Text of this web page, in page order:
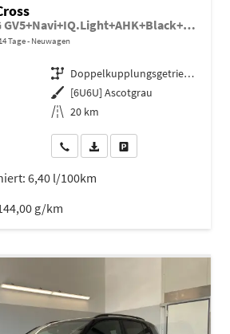
R-Line 150PS DSG GV5+Navi+IQ.Light+AHK+Black+Cam+Keyless+Side+Climatronic
14 Tage Neuwagen
Getriebe
Doppelkupplungsgetriebe (DSG)
Außenfarbe [6U6U] Ascotgrau
Kilometerstand 20 km
Wir rufen Sie anFahrzeugexposé (PDF)
6,40 l/100km
g/km